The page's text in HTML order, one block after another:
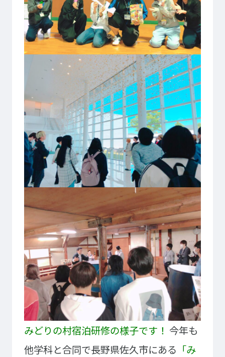
デザイン科
CGクリエーター科
スポーツビジネス科
こども科
公務員科
大学併修学科/教育専攻科/
研究科
東京エアトラベル・ホテル専門学校
英語キャリア科
ホテル科
ブライダル科
エアラインサービス科
観光・ツーリズム科
鉄道交通科
大学併修学科/研究科
キャリア支援
卒業生の紹介 キャリアセンター
キャンパスライフ
イベント・行事
キャンパスマップ
校外施設
部活・クラブ紹介
学生寮・マンション
学生委員会
入学のご案内
5つの入学方法
募集要項
学費・教材費
奨学金・奨励金
外国人留学生入学のご案内
みどりの村宿泊研修の様子です！ 今年も
他学科と合同で長野県佐久市にある 「み